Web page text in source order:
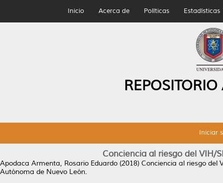
Inicio Acerca de Políticas Estadísticas
Iniciar
Conciencia al riesgo del VIH/
Apodaca Armenta, Rosario Eduardo (2018) Conciencia al riesgo del
Autónoma de Nuevo León.